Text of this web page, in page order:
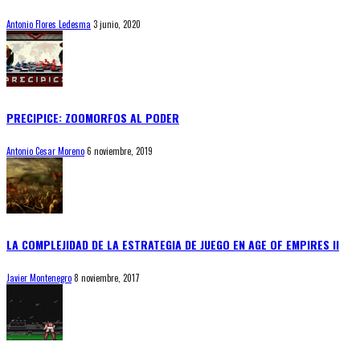
Antonio Flores Ledesma 3 junio, 2020
PRECIPICE: ZOOMORFOS AL PODER
Antonio Cesar Moreno6 noviembre, 2019
LA COMPLEJIDAD DE LA ESTRATEGIA DE JUEGO EN AGE OF EMPIRES II
Javier Montenegro8 noviembre, 2017